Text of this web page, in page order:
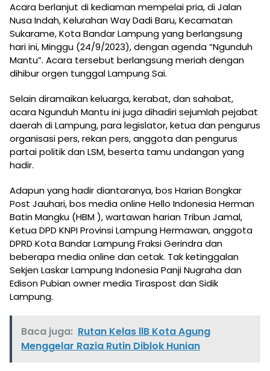
Acara berlanjut di kediaman mempelai pria, di Jalan
Nusa Indah, Kelurahan Way Dadi Baru, Kecamatan
Sukarame, Kota Bandar Lampung yang berlangsung
hari ini, Minggu (24/9/2023), dengan agenda “Ngunduh
Mantu”. Acara tersebut berlangsung meriah dengan
dihibur orgen tunggal Lampung Sai.
Selain diramaikan keluarga, kerabat, dan sahabat,
acara Ngunduh Mantu ini juga dihadiri sejumlah pejabat
daerah di Lampung, para legislator, ketua dan pengurus
organisasi pers, rekan pers, anggota dan pengurus
partai politik dan LSM, beserta tamu undangan yang
hadir.
Adapun yang hadir diantaranya, bos Harian Bongkar
Post Jauhari, bos media online Hello Indonesia Herman
Batin Mangku (HBM ), wartawan harian Tribun Jamal,
Ketua DPD KNPI Provinsi Lampung Hermawan, anggota
DPRD Kota Bandar Lampung Fraksi Gerindra dan
beberapa media online dan cetak. Tak ketinggalan
Sekjen Laskar Lampung Indonesia Panji Nugraha dan
Edison Pubian owner media Tiraspost dan Sidik
Lampung.
Baca juga: Rutan Kelas llB Kota Agung
Menggelar Razia Rutin Diblok Hunian